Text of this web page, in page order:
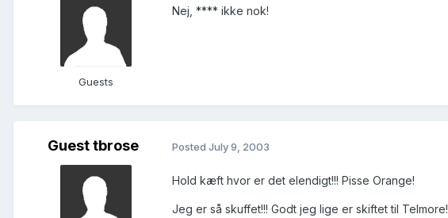
Guests
Nej, **** ikke nok!
Guest tbrose Posted July 9, 2003
Hold kæft hvor er det elendigt!!! Pisse Orange!
Jeg er så skuffet!!! Godt jeg lige er skiftet til Telmore!